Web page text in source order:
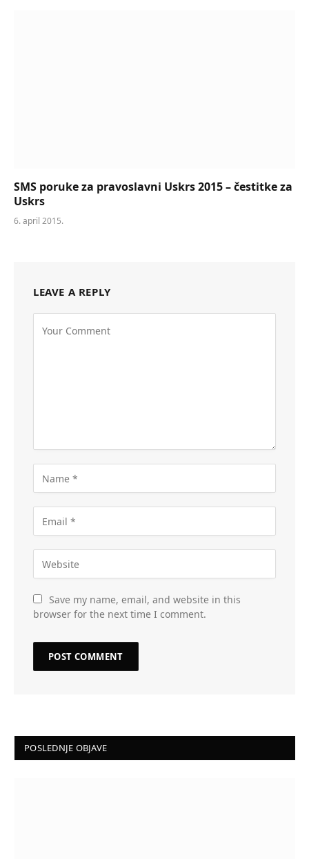
SMS poruke za pravoslavni Uskrs 2015 – čestitke za
Uskrs
6. april 2015.
LEAVE A REPLY
Save my name, email, and website in this
browser for the next time I comment.
POSLEDNJE OBJAVE